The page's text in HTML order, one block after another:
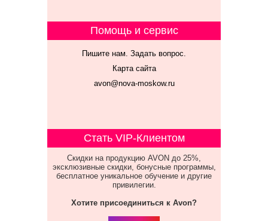
Помощь и сервис
Пишите нам. Задать вопрос.
Карта сайта
avon@nova-moskow.ru
Стать VIP-Клиентом
Скидки на продукцию AVON до 25%,
эксклюзивные скидки, бонусные программы,
бесплатное уникальное обучение и другие
привилегии.
Хотите присоединиться к Avon?